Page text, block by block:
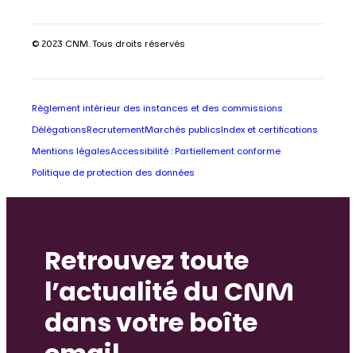
© 2023 CNM. Tous droits réservés
Règlement intérieur des instances et des commissions
Délégations RecrutementMarchés publics Index et certifications
Mentions légalesAccessibilité : Partiellement conforme
Politique de protection des données
Retrouvez toute
l’actualité du CNM
dans votre boîte